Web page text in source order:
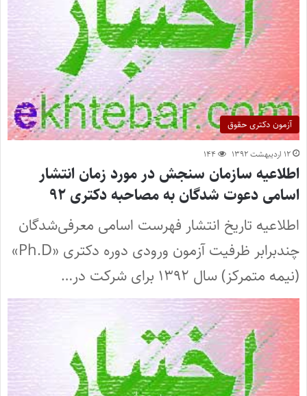
آزمون دکتری حقوق
۱۲ اردیبهشت ۱۳۹۲ ۱۴۴
اطلاعیه سازمان سنجش در مورد زمان انتشار
اسامی دعوت شدگان به مصاحبه دکتری ۹۲
اطلاعیه تاریخ انتشار فهرست اسامی معرفی‌شدگان
چندبرابر ظرفیت آزمون ورودی دوره دکتری «Ph.D»
(نیمه متمرکز) سال ۱۳۹۲ برای شرکت در…